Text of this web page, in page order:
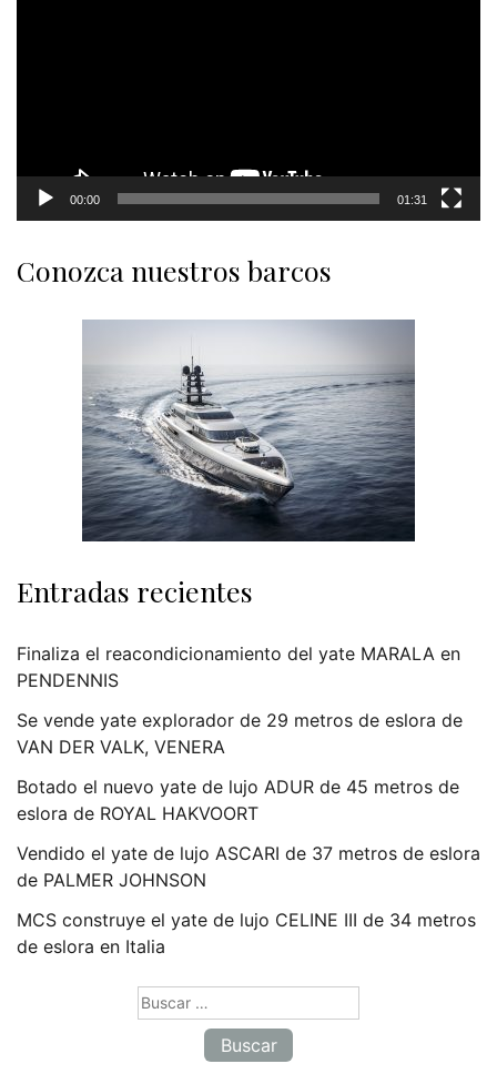
00:00 01:31
Conozca nuestros barcos
Entradas recientes
Finaliza el reacondicionamiento del yate MARALA en
PENDENNIS
Se vende yate explorador de 29 metros de eslora de
VAN DER VALK, VENERA
Botado el nuevo yate de lujo ADUR de 45 metros de
eslora de ROYAL HAKVOORT
Vendido el yate de lujo ASCARI de 37 metros de eslora
de PALMER JOHNSON
MCS construye el yate de lujo CELINE III de 34 metros
de eslora en Italia